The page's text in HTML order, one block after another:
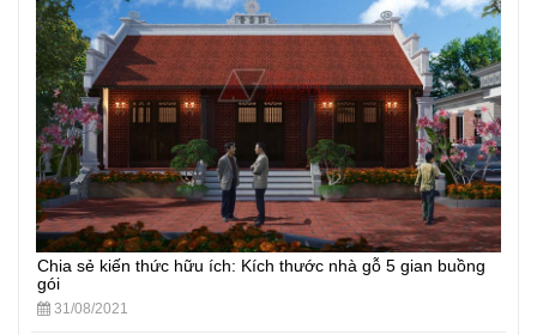
Chia sẻ kiến thức hữu ích: Kích thước nhà gỗ 5 gian buồng
gói
31/08/2021